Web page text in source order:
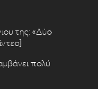
της: «Δύο
πολύ